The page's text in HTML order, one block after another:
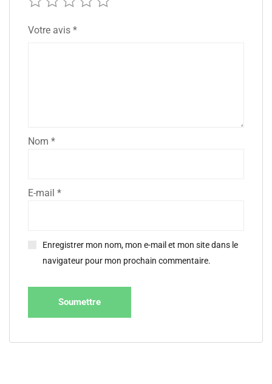
Votre avis *
Nom *
E-mail *
Enregistrer mon nom, mon e-mail et mon site dans le
navigateur pour mon prochain commentaire.